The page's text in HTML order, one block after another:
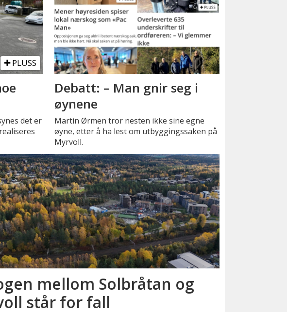
PLUSS
det er
Debatt: – Man gnir seg i
øynene
Martin Ørmen tror nesten ikke sine egne
øyne, etter å ha lest om utbyggingssaken på
Myrvoll.
mellom Solbråtan og
står for fall